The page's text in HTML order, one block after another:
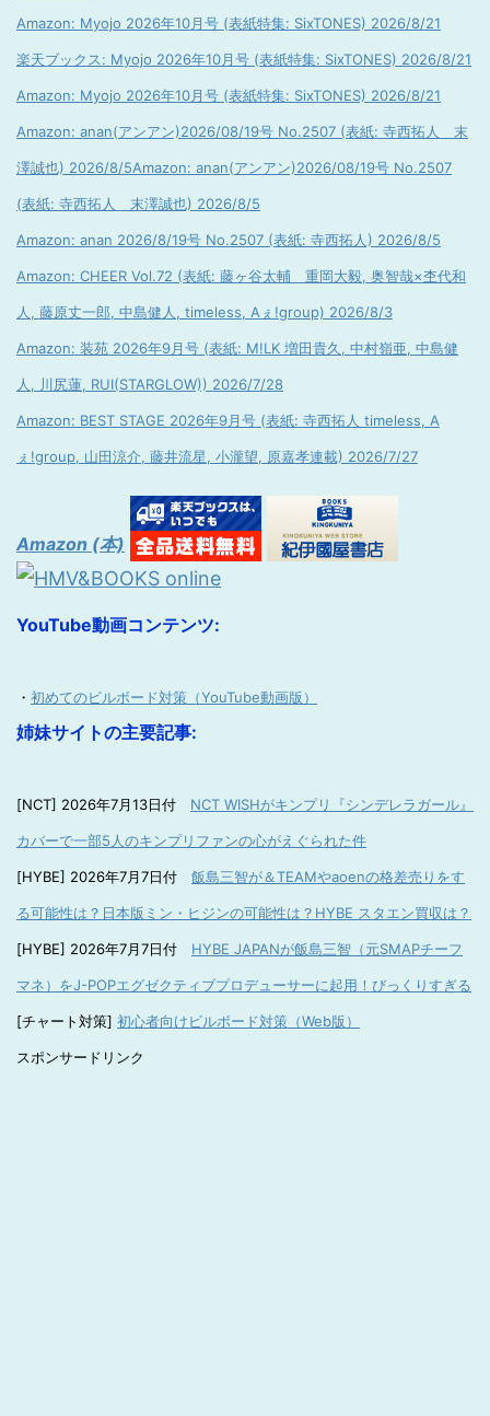
Amazon: Myojo 2026年10月号 (表紙特集: SixTONES) 2026/8/21
楽天ブックス: Myojo 2026年10月号 (表紙特集: SixTONES) 2026/8/21
Amazon: Myojo 2026年10月号 (表紙特集: SixTONES) 2026/8/21
Amazon: anan(アンアン)2026/08/19号 No.2507 (表紙: 寺西拓人 末
澤誠也) 2026/8/5Amazon: anan(アンアン)2026/08/19号 No.2507
(表紙: 寺西拓人 末澤誠也) 2026/8/5
Amazon: anan 2026/8/19号 No.2507 (表紙: 寺西拓人) 2026/8/5
Amazon: CHEER Vol.72 (表紙: 藤ヶ谷太輔 重岡大毅, 奥智哉×杢代和
人, 藤原丈一郎, 中島健人, timeless, Aぇ!group) 2026/8/3
Amazon: 装苑 2026年9月号 (表紙: M!LK 増田貴久, 中村嶺亜, 中島健
人, 川尻蓮, RUI(STARGLOW)) 2026/7/28
Amazon: BEST STAGE 2026年9月号 (表紙: 寺西拓人 timeless, A
ぇ!group, 山田涼介, 藤井流星, 小瀧望, 原嘉孝連載) 2026/7/27
Amazon (本)
YouTube動画コンテンツ:
・ 初めてのビルボード対策（YouTube動画版）
姉妹サイトの主要記事:
[NCT] 2026年7月13日付 NCT WISHがキンプリ『シンデレラガール』
カバーで一部5人のキンプリファンの心がえぐられた件
[HYBE] 2026年7月7日付 飯島三智が＆TEAMやaoenの格差売りをす
る可能性は？日本版ミン・ヒジンの可能性は？HYBE スタエン買収は？
[HYBE] 2026年7月7日付 HYBE JAPANが飯島三智（元SMAPチーフ
マネ）をJ-POPエグゼクティブプロデューサーに起用！びっくりすぎる
[チャート対策] 初心者向けビルボード対策（Web版）
スポンサードリンク